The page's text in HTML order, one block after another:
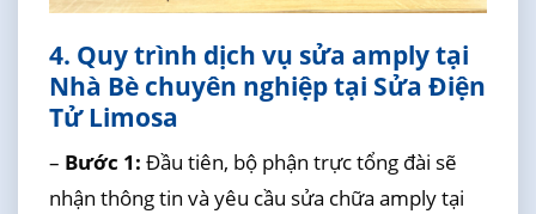
4. Quy trình dịch vụ sửa amply tại
Nhà Bè chuyên nghiệp tại Sửa Điện
Tử Limosa
– Bước 1: Đầu tiên, bộ phận trực tổng đài sẽ
nhận thông tin và yêu cầu sửa chữa amply tại